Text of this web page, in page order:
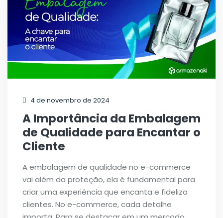
4 de novembro de 2024
A Importância da Embalagem
de Qualidade para Encantar o
Cliente
A embalagem de qualidade no e-commerce
vai além da proteção, ela é fundamental para
criar uma experiência que encanta e fideliza
clientes. No e-commerce, cada detalhe